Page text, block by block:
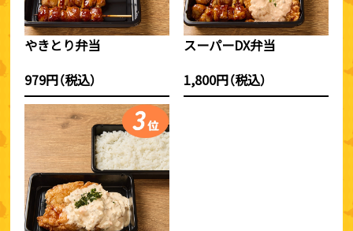
やきとり弁当
979円（税込）
スーパーDX弁当
1,800円（税込）